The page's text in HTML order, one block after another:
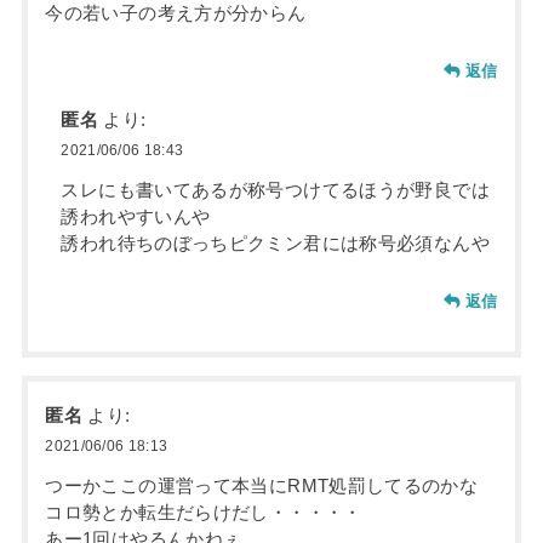
今の若い子の考え方が分からん
返信
匿名 より:
2021/06/06 18:43
スレにも書いてあるが称号つけてるほうが野良では
誘われやすいんや
誘われ待ちのぼっちピクミン君には称号必須なんや
返信
匿名 より:
2021/06/06 18:13
つーかここの運営って本当にRMT処罰してるのかな
コロ勢とか転生だらけだし・・・・・